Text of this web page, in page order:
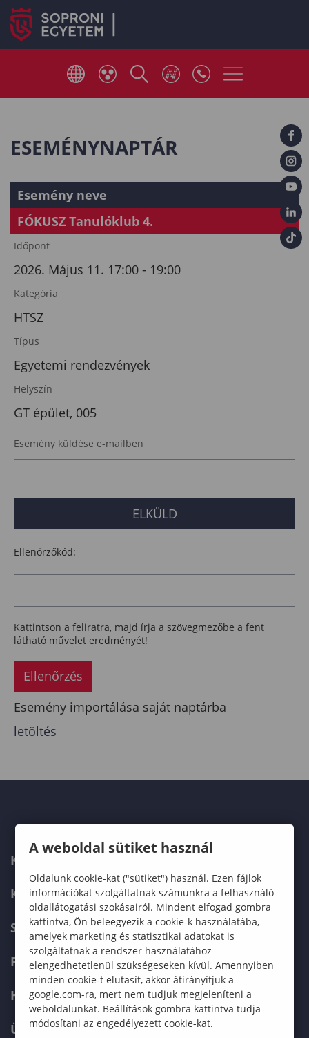
ESEMÉNYNAPTÁR
Esemény neve
FÓKUSZ Tanulóklub 4.
Időpont
2026. Május 11. 17:00 - 19:00
Kategória
HTSZ
Típus
Egyetemi rendezvények
Helyszín
GT épület, 005
Esemény küldése e-mailben
Ellenőrzőkód:
Kattintson a feliratra, majd írja a szövegmezőbe a fent
látható művelet eredményét!
Ellenőrzés
Esemény importálása saját naptárba
letöltés
KAPCSOLAT
KÉPZÉSKERESŐ
SZERVEZETI FELÉPÍTÉS
FELVÉTELIZŐKNEK
HALLGATÓKNAK
ÜZLETI PARTNEREKNEK
A weboldal sütiket használ
Oldalunk cookie-kat ("sütiket") használ. Ezen fájlok
információkat szolgáltatnak számunkra a felhasználó
oldallátogatási szokásairól. Mindent elfogad gombra
kattintva, Ön beleegyezik a cookie-k használatába,
amelyek marketing és statisztikai adatokat is
szolgáltatnak a rendszer használatához
elengedhetetlenül szükségeseken kívül. Amennyiben
minden cookie-t elutasít, akkor átirányítjuk a
google.com-ra, mert nem tudjuk megjeleníteni a
weboldalunkat. Beállítások gombra kattintva tudja
módosítani az engedélyezett cookie-kat.